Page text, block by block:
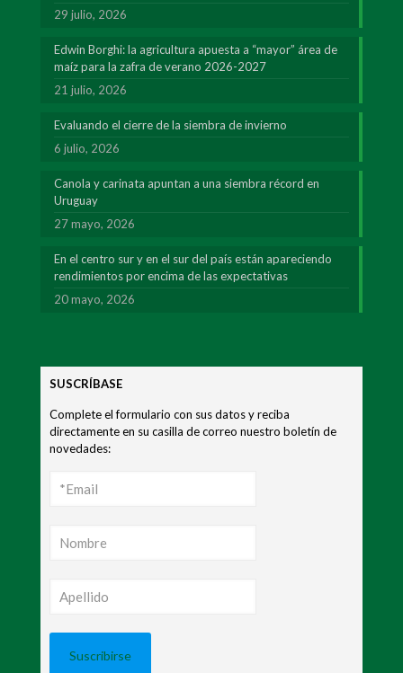
29 julio, 2026
Edwin Borghi: la agricultura apuesta a “mayor” área de
maíz para la zafra de verano 2026-2027
21 julio, 2026
Evaluando el cierre de la siembra de invierno
6 julio, 2026
Canola y carinata apuntan a una siembra récord en
Uruguay
27 mayo, 2026
En el centro sur y en el sur del país están apareciendo
rendimientos por encima de las expectativas
20 mayo, 2026
SUSCRÍBASE
Complete el formulario con sus datos y reciba
directamente en su casilla de correo nuestro boletín de
novedades: